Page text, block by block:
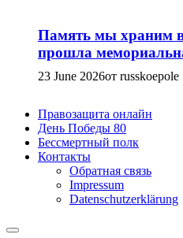
Память мы храним
прошла
23 June 2026от russkoepole
Правозащита онлайн
День Победы 80
Бессмертный полк
Контакты
Обратная связь
Impressum
Datenschutzerklärung